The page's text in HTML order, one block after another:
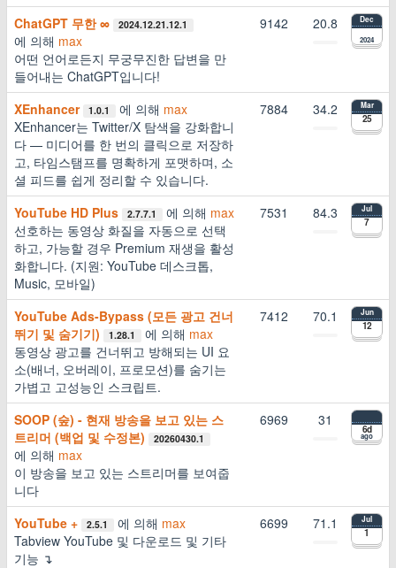
ChatGPT 무한 ∞ 2024.12.21.12.1
에 의해 max
어떤 언어로든지 무궁무진한 답변을 만
들어내는 ChatGPT입니다!
9142 20.8 Dec
2024
XEnhancer 1.0.1 에 의해 max
XEnhancer는 Twitter/X 탐색을 강화합니
다 — 미디어를 한 번의 클릭으로 저장하
고, 타임스탬프를 명확하게 포맷하며, 소
셜 피드를 쉽게 정리할 수 있습니다.
7884 34.2 Mar
25
YouTube HD Plus 2.7.7.1 에 의해 max
선호하는 동영상 화질을 자동으로 선택
하고, 가능할 경우 Premium 재생을 활성
화합니다. (지원: YouTube 데스크톱,
Music, 모바일)
7531 84.3 Jul
7
YouTube Ads-Bypass (모든 광고 건너
뛰기 및 숨기기)
1.28.1 에 의해 max
동영상 광고를 건너뛰고 방해되는 UI 요
소(배너, 오버레이, 프로모션)를 숨기는
가볍고 고성능인 스크립트.
7412 70.1 Jun
12
SOOP (숲) - 현재 방송을 보고 있는 스
트리머 (백업 및 수정본)
20260430.1
에 의해 max
이 방송을 보고 있는 스트리머를 보여줍
니다
6969 31
6d
ago
YouTube + 2.5.1 에 의해 max
Tabview YouTube 및 다운로드 및 기타
기능 ↴
6699 71.1 Jul
1